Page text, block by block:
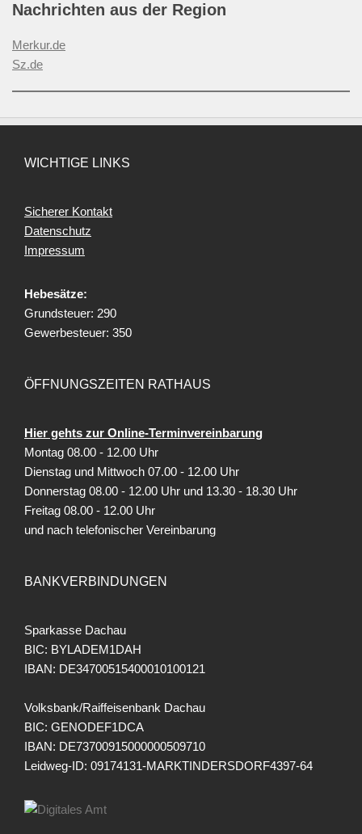
Nachrichten aus der Region
Merkur.de
Sz.de
WICHTIGE LINKS
Sicherer Kontakt
Datenschutz
Impressum
Hebesätze:
Grundsteuer: 290
Gewerbesteuer: 350
ÖFFNUNGSZEITEN RATHAUS
Hier gehts zur Online-Terminvereinbarung
Montag 08.00 - 12.00 Uhr
Dienstag und Mittwoch 07.00 - 12.00 Uhr
Donnerstag 08.00 - 12.00 Uhr und 13.30 - 18.30 Uhr
Freitag 08.00 - 12.00 Uhr
und nach telefonischer Vereinbarung
BANKVERBINDUNGEN
Sparkasse Dachau
BIC: BYLADEM1DAH
IBAN: DE34700515400010100121
Volksbank/Raiffeisenbank Dachau
BIC: GENODEF1DCA
IBAN: DE73700915000000509710
Leidweg-ID: 09174131-MARKTINDERSDORF4397-64